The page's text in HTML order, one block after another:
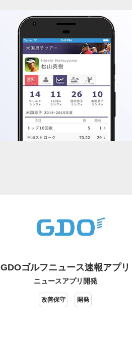
GDOゴルフニュース速報アプリ
ニュースアプリ開発
改善保守 開発